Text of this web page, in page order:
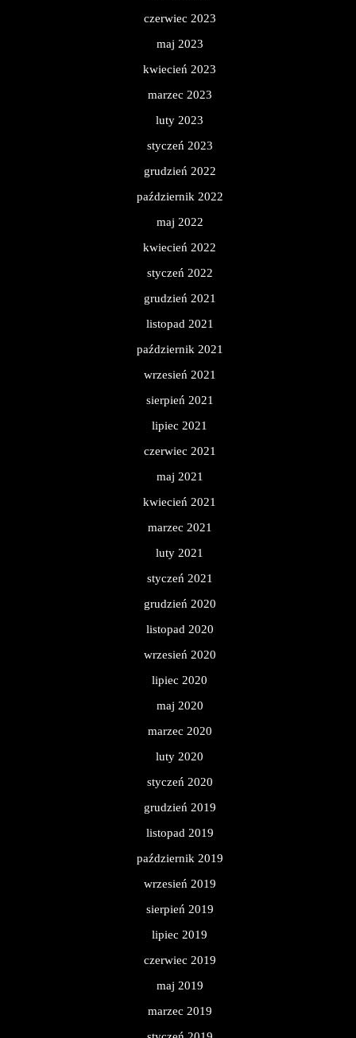
czerwiec 2023
maj 2023
kwiecień 2023
marzec 2023
luty 2023
styczeń 2023
grudzień 2022
październik 2022
maj 2022
kwiecień 2022
styczeń 2022
grudzień 2021
listopad 2021
październik 2021
wrzesień 2021
sierpień 2021
lipiec 2021
czerwiec 2021
maj 2021
kwiecień 2021
marzec 2021
luty 2021
styczeń 2021
grudzień 2020
listopad 2020
wrzesień 2020
lipiec 2020
maj 2020
marzec 2020
luty 2020
styczeń 2020
grudzień 2019
listopad 2019
październik 2019
wrzesień 2019
sierpień 2019
lipiec 2019
czerwiec 2019
maj 2019
marzec 2019